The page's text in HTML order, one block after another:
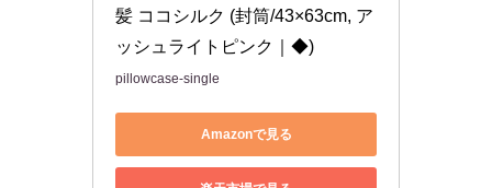
髪 ココシルク (封筒/43×63cm, ア
ッシュライトピンク｜◆)
pillowcase-single
Amazonで見る